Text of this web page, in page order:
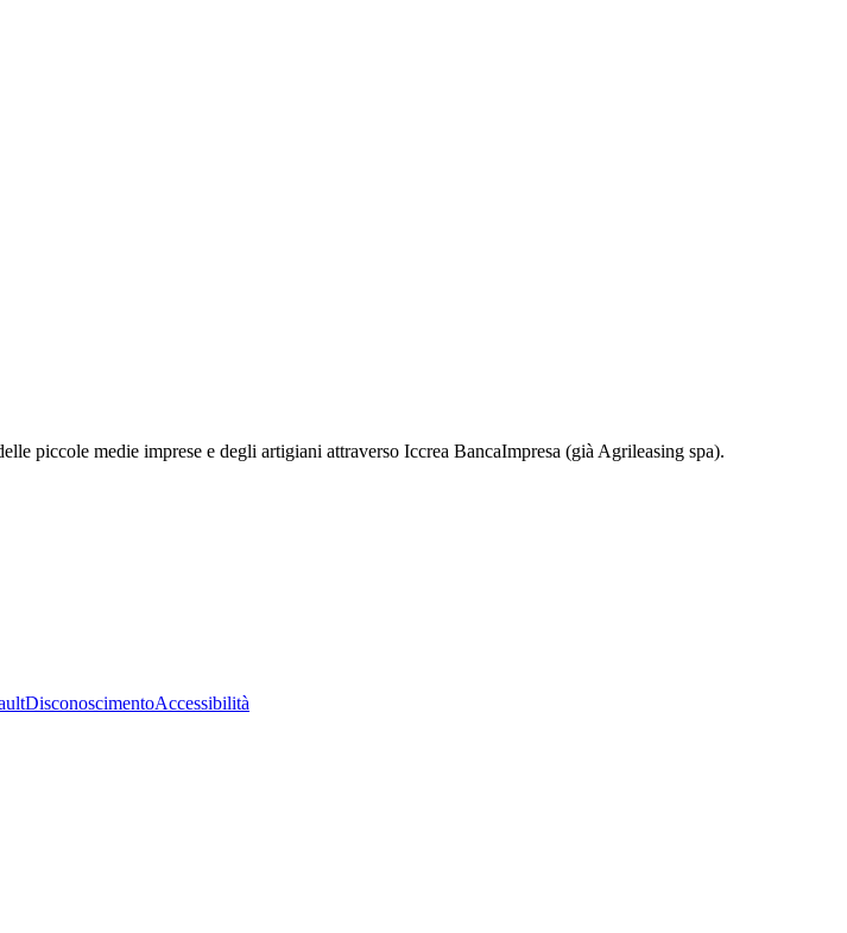
piccole medie imprese e degli artigiani attraverso Iccrea BancaImpresa (già Agrileasing spa).
DisconoscimentoAccessibilità